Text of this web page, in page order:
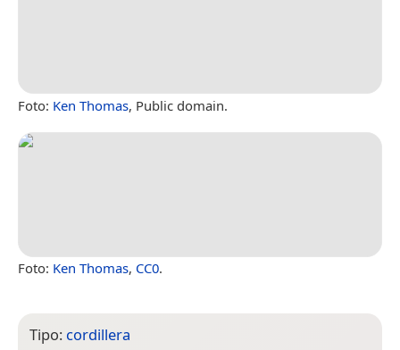
Foto: Ken Thomas, Public domain.
Foto: Ken Thomas, CC0.
Tipo: cordillera